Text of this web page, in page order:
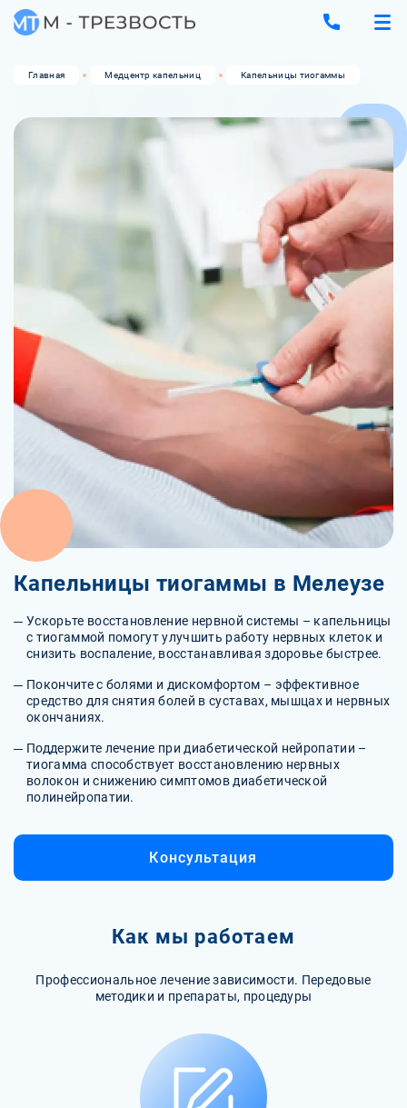
Главная Медцентр капельниц Капельницы тиогаммы
Капельницы тиогаммы в Мелеузе
Ускорьте восстановление нервной системы – капельницы
с тиогаммой помогут улучшить работу нервных клеток и
снизить воспаление, восстанавливая здоровье быстрее.
Покончите с болями и дискомфортом – эффективное
средство для снятия болей в суставах, мышцах и нервных
окончаниях.
Поддержите лечение при диабетической нейропатии –
тиогамма способствует восстановлению нервных
волокон и снижению симптомов диабетической
полинейропатии.
Консультация
Как мы работаем
Профессиональное лечение зависимости. Передовые
методики и препараты, процедуры